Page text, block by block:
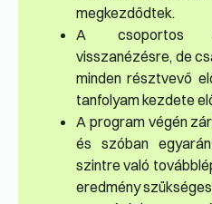
megkezdődtek.
A csoportos
visszanézésre, de
minden résztvevő
tanfolyam kezdete
A program végén
és szóban
szintre való
eredmény